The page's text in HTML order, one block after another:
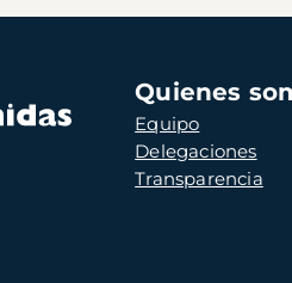
Navegación
principal
Quienes
Equipo
Delegaciones
Transparencia